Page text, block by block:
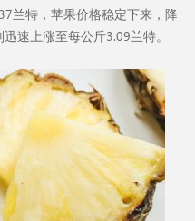
特，苹果价格稳定下来，降
速上涨至每公斤3.09兰特。